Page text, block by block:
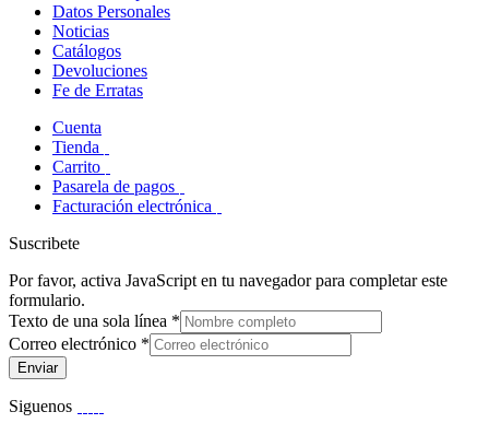
Datos Personales
Noticias
Catálogos
Devoluciones
Fe de Erratas
Cuenta
Tienda
Carrito
Pasarela de pagos
Facturación electrónica
Suscribete
Por favor, activa JavaScript en tu navegador para completar este
formulario.
Texto de una sola línea *
Correo electrónico *
Enviar
Siguenos